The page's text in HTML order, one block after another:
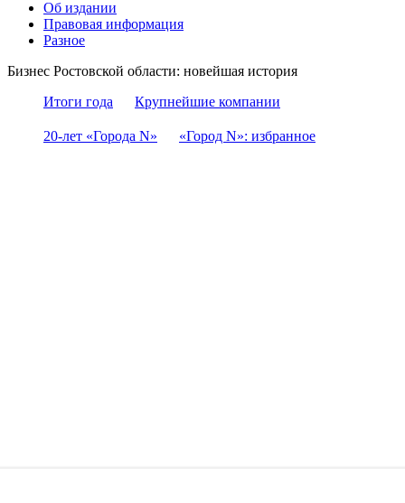
Об издании
Правовая информация
Разное
Бизнес Ростовской области: новейшая история
Итоги года
Крупнейшие компании
20-лет «Города N» «Город N»: избранное